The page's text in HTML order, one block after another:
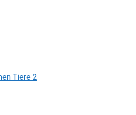
Tiere 2